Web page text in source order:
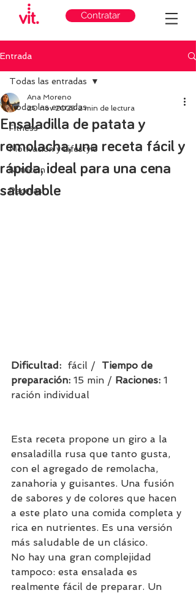
Contratar
Entrada
Todas las entradas
Fitness
Motivación y Lifestyle
Nutricion
Recetas
Todas las entradas
Ensaladilla de patata y
remolacha, una receta fácil y
rápida, ideal para una cena
saludable
Ana Moreno
20 nov 2023 2 min de lectura
Dificultad: fácil / Tiempo de
preparación: 15 min / Raciones: 1
ración individual
Esta receta propone un giro a la
ensaladilla rusa que tanto gusta,
con el agregado de remolacha,
zanahoria y guisantes. Una fusión
de sabores y de colores que hacen
a este plato una comida completa y
rica en nutrientes. Es una versión
más saludable de un clásico.
No hay una gran complejidad
tampoco: esta ensalada es
realmente fácil de preparar. Un